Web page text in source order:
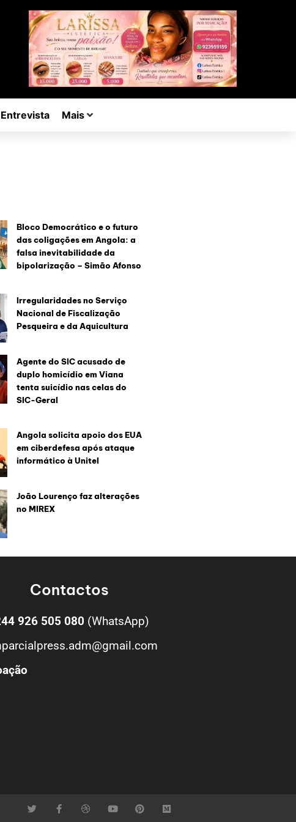
Entrevista Mais
Bloco Democrático e o futuro
das coligações em Angola: a
falsa inevitabilidade da
bipolarização – Simão Afonso
Irregularidades no Serviço
Nacional de Fiscalização
Pesqueira e da Aquicultura
Agente do SIC acusado de
duplo homicídio em Viana
tenta suicídio nas celas do
SIC-Geral
Angola solicita apoio dos EUA
em ciberdefesa após ataque
informático à Unitel
João Lourenço faz alterações
no MIREX
Contactos
926 505 080 (WhatsApp)